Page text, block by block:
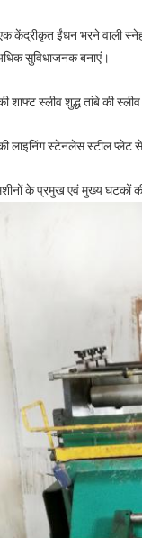
केंद्रीकृत ईंधन भरने वाली
सुविधाजनक बनाएं।
शाफ्ट स्लीव शुद्ध तांबे की
लाइनिंग स्टेनलेस स्टील प्लेट
के प्रमुख एवं मुख्य घटकों